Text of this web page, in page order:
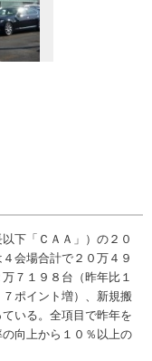
下「ＣＡＡ」）の２０
会場合計で２０万４９
７１９８台（昨年比１
ポイント増）、新規搬
いる。全項目で昨年を
向上から１０％以上の